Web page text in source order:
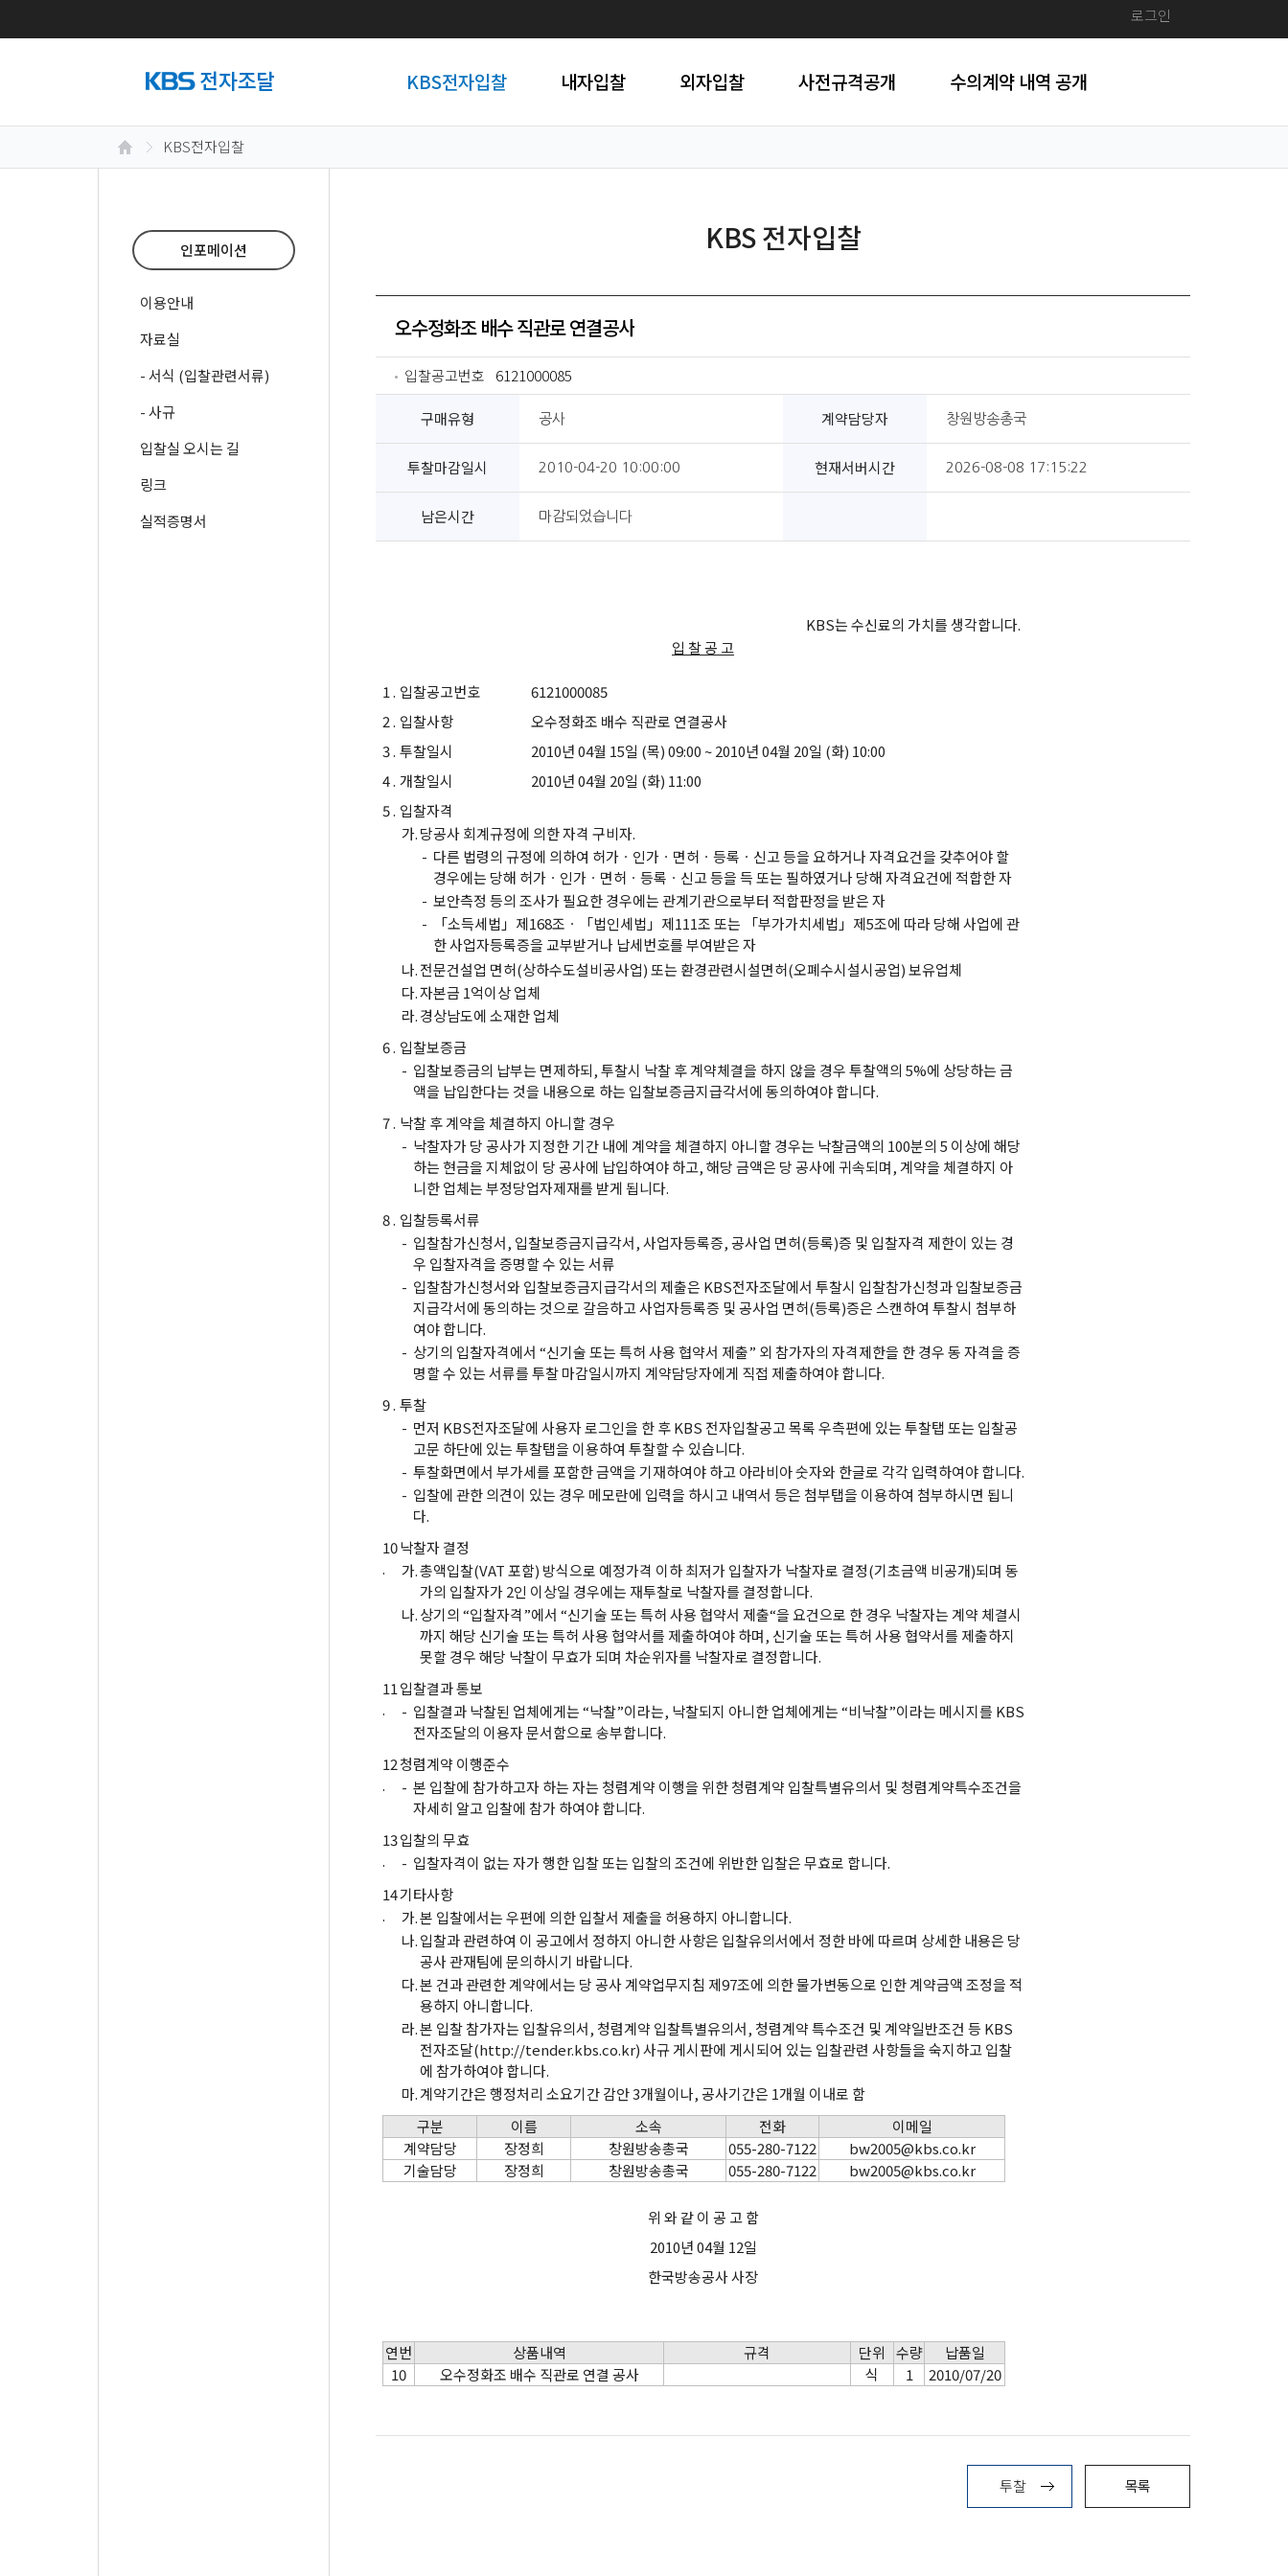
로그인
KBS전자입찰 내자입찰 외자입찰 사전규격공개 수의계약 내역 공개
KBS전자입찰
인포메이션
이용안내
자료실
- 서식 (입찰관련서류)
- 사규
입찰실 오시는 길
링크
실적증명서
KBS 전자입찰
오수정화조 배수 직관로 연결공사
입찰공고번호 6121000085
구매유형 공사 계약담당자 창원방송총국
투찰마감일시 2010-04-20 10:00:00 현재서버시간 2026-08-08 17:15:22
남은시간 마감되었습니다
KBS는 수신료의 가치를 생각합니다.
입 찰 공 고
1 . 입찰공고번호
6121000085
2 . 입찰사항
오수정화조 배수 직관로 연결공사
3 . 투찰일시
2010년 04월 15일 (목) 09:00 ~ 2010년 04월 20일 (화) 10:00
4 . 개찰일시
2010년 04월 20일 (화) 11:00
5 . 입찰자격
가.당공사 회계규정에 의한 자격 구비자.
- 다른 법령의 규정에 의하여 허가ㆍ인가ㆍ면허ㆍ등록ㆍ신고 등을 요하거나 자격요건을 갖추어야 할
경우에는 당해 허가ㆍ인가ㆍ면허ㆍ등록ㆍ신고 등을 득 또는 필하였거나 당해 자격요건에 적합한 자
- 보안측정 등의 조사가 필요한 경우에는 관계기관으로부터 적합판정을 받은 자
-
「소득세법」제168조ㆍ「법인세법」제111조 또는 「부가가치세법」제5조에 따라 당해 사업에 관
한 사업자등록증을 교부받거나 납세번호를 부여받은 자
나.전문건설업 면허(상하수도설비공사업) 또는 환경관련시설면허(오폐수시설시공업) 보유업체
다.자본금 1억이상 업체
라.경상남도에 소재한 업체
6 . 입찰보증금
- 입찰보증금의 납부는 면제하되, 투찰시 낙찰 후 계약체결을 하지 않을 경우 투찰액의 5%에 상당하는 금
액을 납입한다는 것을 내용으로 하는 입찰보증금지급각서에 동의하여야 합니다.
7 . 낙찰 후 계약을 체결하지 아니할 경우
- 낙찰자가 당 공사가 지정한 기간 내에 계약을 체결하지 아니할 경우는 낙찰금액의 100분의 5 이상에 해당
하는 현금을 지체없이 당 공사에 납입하여야 하고, 해당 금액은 당 공사에 귀속되며, 계약을 체결하지 아
니한 업체는 부정당업자제재를 받게 됩니다.
8 . 입찰등록서류
- 입찰참가신청서, 입찰보증금지급각서, 사업자등록증, 공사업 면허(등록)증 및 입찰자격 제한이 있는 경
우 입찰자격을 증명할 수 있는 서류
- 입찰참가신청서와 입찰보증금지급각서의 제출은 KBS전자조달에서 투찰시 입찰참가신청과 입찰보증금
지급각서에 동의하는 것으로 갈음하고 사업자등록증 및 공사업 면허(등록)증은 스캔하여 투찰시 첨부하
여야 합니다.
- 상기의 입찰자격에서 “신기술 또는 특허 사용 협약서 제출” 외 참가자의 자격제한을 한 경우 동 자격을 증
명할 수 있는 서류를 투찰 마감일시까지 계약담당자에게 직접 제출하여야 합니다.
9 . 투찰
- 먼저 KBS전자조달에 사용자 로그인을 한 후 KBS 전자입찰공고 목록 우측편에 있는 투찰탭 또는 입찰공
고문 하단에 있는 투찰탭을 이용하여 투찰할 수 있습니다.
- 투찰화면에서 부가세를 포함한 금액을 기재하여야 하고 아라비아 숫자와 한글로 각각 입력하여야 합니다.
- 입찰에 관한 의견이 있는 경우 메모란에 입력을 하시고 내역서 등은 첨부탭을 이용하여 첨부하시면 됩니
다.
10
.
낙찰자 결정
가.총액입찰(VAT 포함) 방식으로 예정가격 이하 최저가 입찰자가 낙찰자로 결정(기초금액 비공개)되며 동
가의 입찰자가 2인 이상일 경우에는 재투찰로 낙찰자를 결정합니다.
나.상기의 “입찰자격”에서 “신기술 또는 특허 사용 협약서 제출“을 요건으로 한 경우 낙찰자는 계약 체결시
까지 해당 신기술 또는 특허 사용 협약서를 제출하여야 하며, 신기술 또는 특허 사용 협약서를 제출하지
못할 경우 해당 낙찰이 무효가 되며 차순위자를 낙찰자로 결정합니다.
11
.
입찰결과 통보
- 입찰결과 낙찰된 업체에게는 “낙찰”이라는, 낙찰되지 아니한 업체에게는 “비낙찰”이라는 메시지를 KBS
전자조달의 이용자 문서함으로 송부합니다.
12
.
청렴계약 이행준수
- 본 입찰에 참가하고자 하는 자는 청렴계약 이행을 위한 청렴계약 입찰특별유의서 및 청렴계약특수조건을
자세히 알고 입찰에 참가 하여야 합니다.
13
.
입찰의 무효
- 입찰자격이 없는 자가 행한 입찰 또는 입찰의 조건에 위반한 입찰은 무효로 합니다.
14
.
기타사항
가.본 입찰에서는 우편에 의한 입찰서 제출을 허용하지 아니합니다.
나.입찰과 관련하여 이 공고에서 정하지 아니한 사항은 입찰유의서에서 정한 바에 따르며 상세한 내용은 당
공사 관재팀에 문의하시기 바랍니다.
다.본 건과 관련한 계약에서는 당 공사 계약업무지침 제97조에 의한 물가변동으로 인한 계약금액 조정을 적
용하지 아니합니다.
라.본 입찰 참가자는 입찰유의서, 청렴계약 입찰특별유의서, 청렴계약 특수조건 및 계약일반조건 등 KBS
전자조달(http://tender.kbs.co.kr) 사규 게시판에 게시되어 있는 입찰관련 사항들을 숙지하고 입찰
에 참가하여야 합니다.
마.계약기간은 행정처리 소요기간 감안 3개월이나, 공사기간은 1개월 이내로 함
구분
이름 소속 전화
이메일
계약담당
장정희 창원방송총국 055-280-7122
bw2005@kbs.co.kr
기술담당
장정희 창원방송총국 055-280-7122 bw2005@kbs.co.kr
위 와 같 이 공 고 함
2010년 04월 12일
한국방송공사 사장
연번 상품내역 규격 단위 수량
납품일
10
오수정화조 배수 직관로 연결 공사 식 1 2010/07/20
투찰 목록